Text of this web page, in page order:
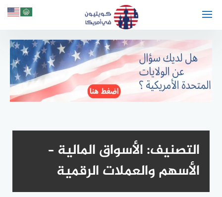
التصنيف:الأسواق المالية –
الأسهم والعملات الرقمية